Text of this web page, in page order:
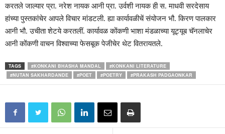
करतले जाल्यार प्रा. नरेश नायक आनी प्रा. उर्वशी नायक ही स. माधवी सरदेसाय
हांच्या पुस्तकांचेर आपले विचार मांडटली. ह्या कार्यावळीचें संयोजन भौ. किरण पालकार
आनी भौ. उचीता शेटये करतलीं. कार्यावळ कोंकणी भाशा मंडळाच्या यूट्यूब चॅनलाचेर
आनी कोंकणी वाचन विश्वाच्या फेसबूक पेजीचेर थेट वितरायतले.
TAGS #KONKANI BHASHA MANDAL
#KONKANI LITERATURE
#NUTAN SAKHARDANDE
#POET #POETRY #PRAKASH PADGAONKAR